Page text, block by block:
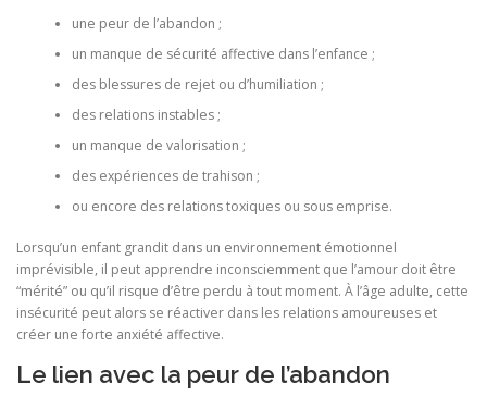
une peur de l’abandon ;
un manque de sécurité affective dans l’enfance ;
des blessures de rejet ou d’humiliation ;
des relations instables ;
un manque de valorisation ;
des expériences de trahison ;
ou encore des relations toxiques ou sous emprise.
Lorsqu’un enfant grandit dans un environnement émotionnel
imprévisible, il peut apprendre inconsciemment que l’amour doit être
“mérité” ou qu’il risque d’être perdu à tout moment. À l’âge adulte, cette
insécurité peut alors se réactiver dans les relations amoureuses et
créer une forte anxiété affective.
Le lien avec la peur de l’abandon